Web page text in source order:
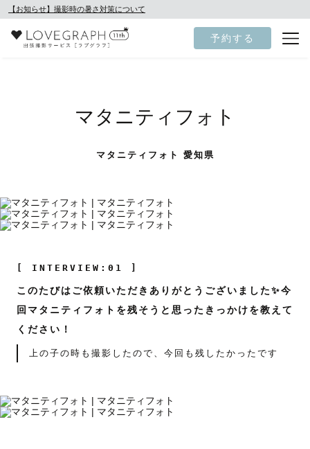
【お知らせ】撮影時の暑さ対策について
予約する
マタニティフォト
マタニティフォト 愛知県
[ INTERVIEW:01 ]
このたびはご依頼いただきありがとうございました✨今
回マタニティフォトを残そうと思ったきっかけを教えて
ください！
上の子の時も撮影したので、今回も残したかったです